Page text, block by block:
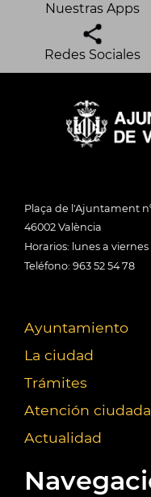
Nuestras Apps
Redes Sociales
Plaça de l'Ajuntament
46002 València
Horarios: lunes a
Teléfono: 963 52 54 78
Ayuntamiento
La ciudad
Trámites
Atención
Actualidad